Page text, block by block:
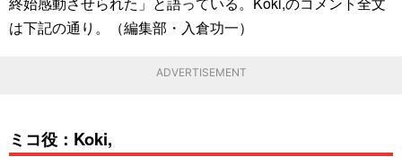
は下記の通り。（編集部・入倉功一）
ADVERTISEMENT
ミコ役：Koki,